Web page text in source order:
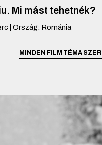
Mi mást tehetnék?
Ország: Románia
MINDEN FILM TÉMA